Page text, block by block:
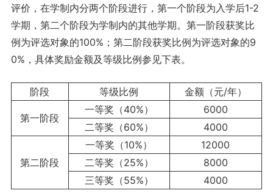
评价，在学制内分两个阶段进行，第一个阶段为入学后1-2
学期，第二个阶段为学制内的其他学期。第一阶段获奖比
例为评选对象的100%；第二阶段获奖比例为评选对象的9
0%，具体奖励金额及等级比例参见下表。
阶段 等级比例 金额（元/年）
第一阶段
一等奖（40%）
6000
二等奖（60%）
4000
第二阶段
一等奖（10%）
12000
二等奖（25%）
8000
三等奖（55%）
4000